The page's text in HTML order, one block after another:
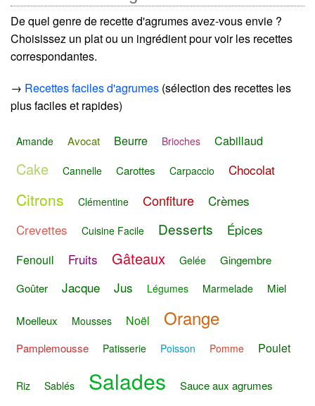
De quel genre de recette d'agrumes avez-vous envie ?
Choisissez un plat ou un ingrédient pour voir les recettes
correspondantes.
→ Recettes faciles d'agrumes (sélection des recettes les
plus faciles et rapides)
Amande Avocat Beurre Brioches Cabillaud
Cake Cannelle Carottes Carpaccio Chocolat
Citrons Clémentine Confiture
Crèmes
Crevettes
Cuisine Facile Desserts Épices
Fenouil Fruits Gâteaux Gelée
Gingembre
Goûter
Jacque Jus Légumes Marmelade Miel
Moelleux Mousses Noël Orange
Pamplemousse Patisserie Poisson Pomme Poulet
Riz Sablés Salades Sauce aux agrumes